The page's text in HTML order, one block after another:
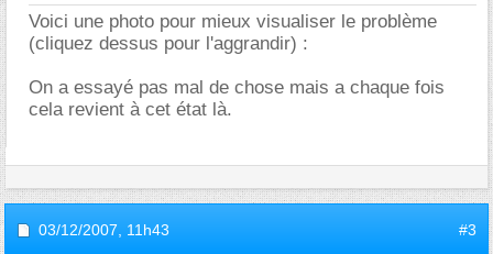
Voici une photo pour mieux visualiser le problème
(cliquez dessus pour l'aggrandir) :
On a essayé pas mal de chose mais a chaque fois
cela revient à cet état là.
03/12/2007, 11h43 #3